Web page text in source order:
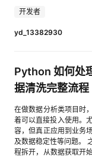
接口与消息推送规范
行。沙箱为计算任务提
存为）导出沙箱外部，
链与智能合约 “可计量
智能合约可以编写自动
权限时，合约自动触发
相应费用并结算给数据
确计量，还实现了“按
兜底安全，“可控”还
前，系统会在数据中嵌
提取水印信息，精准定
计，构建起事前防御、
孤岛走向信任网络 “可
强烈的资源整合特征。
构数据环境下的数据安
及央企核心数据管控场
数据要素流通的先行者
据要素”标签。其以“恒
接转化为数据分类分级
恒信息敏锐捕捉到了数
与隐私计算技术。其业
可见、可控可计量”的
交易等新兴场景中占据
渗透者 区别于重资产的
开发者
yd_13382930
Python 如何处
据清洗完整流程
在做数据分析类项目时
着可以直接投入使用。
容，但真正应用到业务
及数据稳定性等问题。
程拆开，从数据获取开